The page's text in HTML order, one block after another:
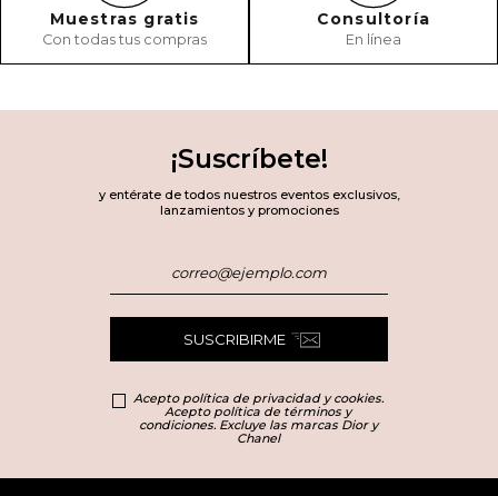
Muestras gratis
Con todas tus compras
Consultoría
En línea
¡Suscríbete!
y entérate de todos nuestros eventos exclusivos,
lanzamientos y promociones
SUSCRIBIRME
Acepto política de privacidad y cookies.
Acepto política de términos y
condiciones. Excluye las marcas Dior y
Chanel